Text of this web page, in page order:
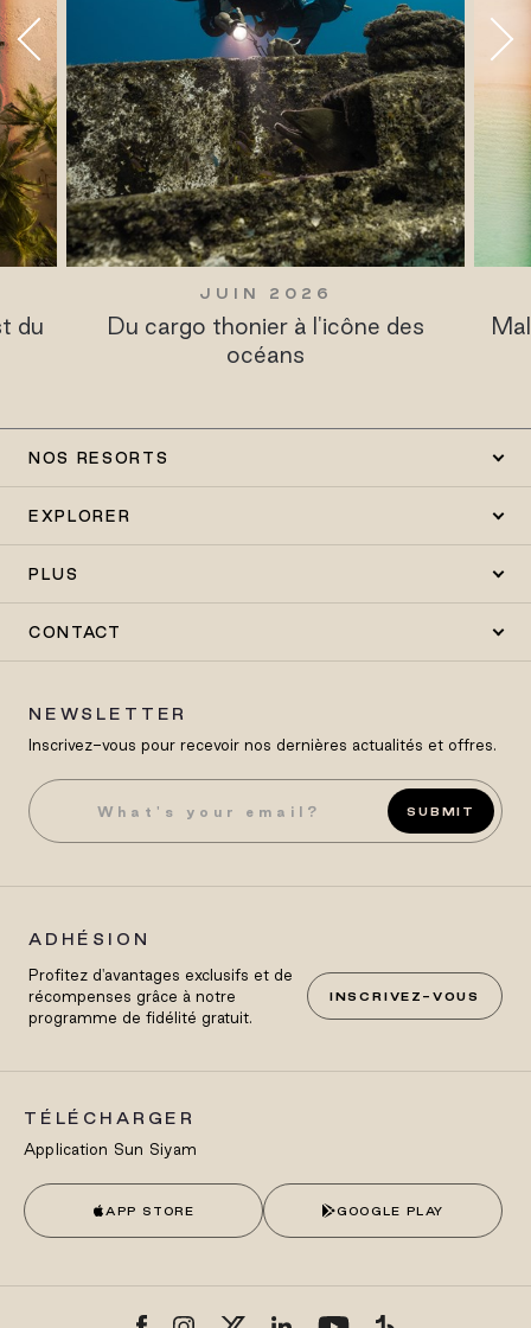
MARS 2025
Maldives Resort Guide: Sun Siyam
Resorts
NOS RESORTS
EXPLORER
PLUS
CONTACT
NEWSLETTER
Inscrivez-vous pour recevoir nos dernières actualités et offres.
SUBMIT
ADHÉSION
Profitez d'avantages exclusifs et de
récompenses grâce à notre
programme de fidélité gratuit.
INSCRIVEZ-VOUS
TÉLÉCHARGER
Application Sun Siyam
APP STORE GOOGLE PLAY